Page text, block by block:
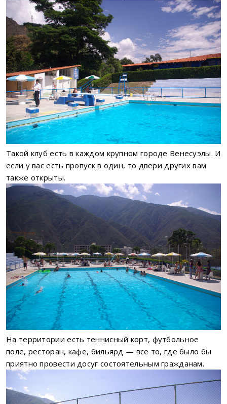
Такой клуб есть в каждом крупном городе Венесуэлы. И
если у вас есть пропуск в один, то двери других вам
также открыты.
На территории есть теннисный корт, футбольное
поле, ресторан, кафе, бильярд — все то, где было бы
приятно провести досуг состоятельным гражданам.